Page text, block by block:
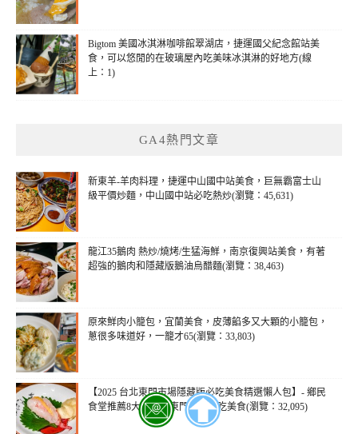
Bigtom 美國冰淇淋咖啡館翠湖店，捷運國父紀念館站美
食，可以悠閒的在玻璃屋內吃美味冰淇淋的好地方(線
上：1)
GA4熱門文章
新東羊-羊肉料理，捷運中山國中站美食，巨無霸富士山
級平價炒麵，中山國中站必吃熱炒(瀏覽：45,631)
龍江35鵝肉 熱炒/燒烤/生猛海鮮，南京復興站美食，有著
超強的鵝肉和隱藏版鵝油烏醋麵(瀏覽：38,463)
原來鮮肉小籠包，宜蘭美食，皮薄餡多又大顆的小籠包，
蔥很多味道好，一籠才65(瀏覽：33,803)
【2025 台北東門市場隱藏版必吃美食精選懶人包】- 鄉民
食堂推薦8大台北市東門市場必吃美食(瀏覽：32,095)